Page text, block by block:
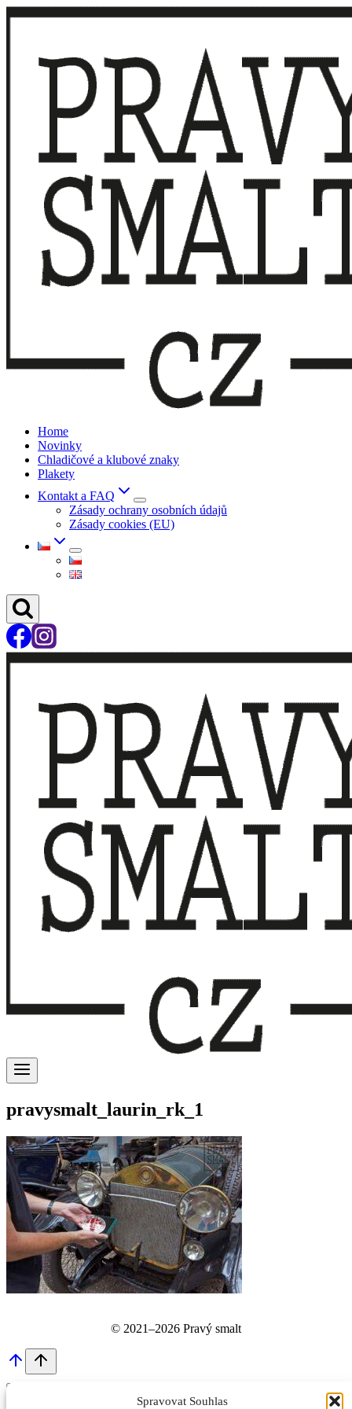
Spravovat Souhlas
Home
Novinky
Chladičové a klubové znaky
Plakety
Kontakt a FAQ
Zásady ochrany osobních údajů
Zásady cookies (EU)
pravysmalt_laurin_rk_1
© 2021–2026 Pravý smalt